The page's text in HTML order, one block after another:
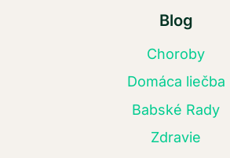
Blog
Choroby
Domáca liečba
Babské Rady
Zdravie